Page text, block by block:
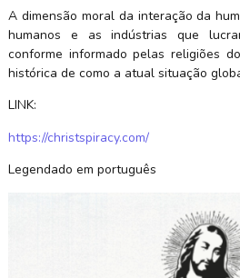
A dimensão moral da interação da
humanos e as indústrias que
conforme informado pelas religiões
histórica de como a atual situação
LINK:
https://christspiracy.com/
Legendado em português